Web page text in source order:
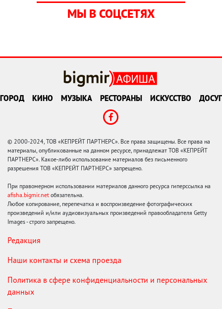
МЫ В СОЦСЕТЯХ
ГОРОД КИНО МУЗЫКА РЕСТОРАНЫ ИСКУССТВО ДОСУГ
© 2000-2024, ТОВ «КЕПРЕЙТ ПАРТНЕРС». Все права защищены. Все права на
материалы, опубликованные на данном ресурсе, принадлежат ТОВ «КЕПРЕЙТ
ПАРТНЕРС». Какое-либо использование материалов без письменного
разрешения ТОВ «КЕПРЕЙТ ПАРТНЕРС» запрещено.
При правомерном использовании материалов данного ресурса гиперссылка на
afisha.bigmir.net обязательна.
Любое копирование, перепечатка и воспроизведение фотографических
произведений и/или аудиовизуальных произведений правообладателя Getty
Images - строго запрещено.
Редакция
Наши контакты и схема проезда
Политика в сфере конфиденциальности и персональных
данных